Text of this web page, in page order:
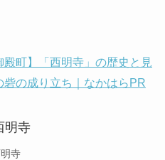
殿町】「西明寺」の歴史と見
の成り立ち｜なかはらPR
寺